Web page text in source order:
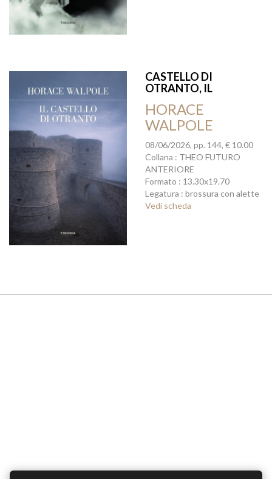
CASTELLO DI
OTRANTO, IL
HORACE
WALPOLE
08/06/2026, pp. 144, € 10.00
Collana : THEO FUTURO
ANTERIORE
Formato : 13.30x19.70
Legatura : brossura con alette
Vedi scheda